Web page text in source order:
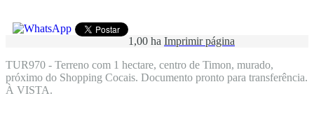
1,00 ha Imprimir página
TUR970 - Terreno com 1 hectare, centro de Timon, murado,
próximo do Shopping Cocais. Documento pronto para transferência.
À VISTA.